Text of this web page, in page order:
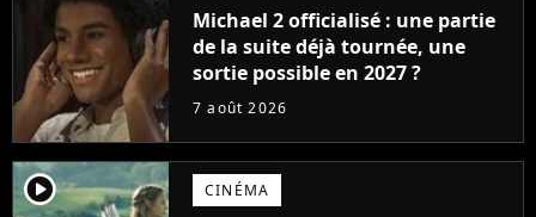
Michael 2 officialisé : une partie
de la suite déjà tournée, une
sortie possible en 2027 ?
7 août 2026
player2 CINÉMA